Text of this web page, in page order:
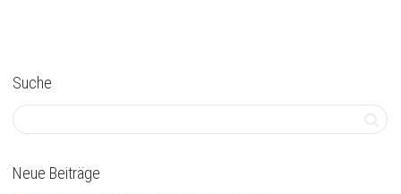
Suche
Neue Beiträge